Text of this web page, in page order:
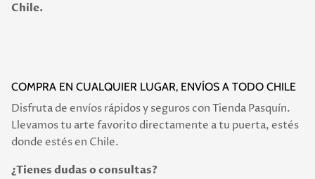
Chile.
COMPRA EN CUALQUIER LUGAR, ENVÍOS A TODO CHILE
Disfruta de envíos rápidos y seguros con Tienda Pasquín.
Llevamos tu arte favorito directamente a tu puerta, estés
donde estés en Chile.
¿Tienes dudas o consultas?